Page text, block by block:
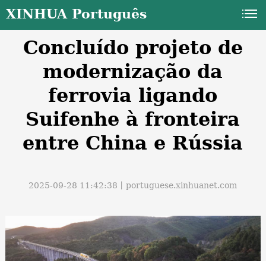
XINHUA Português
Concluído projeto de
modernização da
ferrovia ligando
Suifenhe à fronteira
entre China e Rússia
2025-09-28 11:42:38丨portuguese.xinhuanet.com